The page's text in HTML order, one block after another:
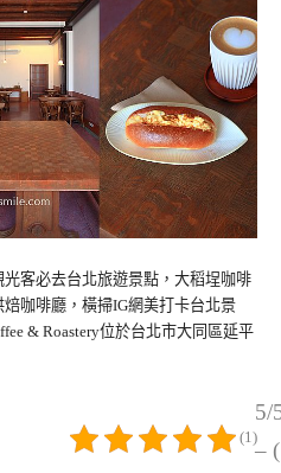
客必去台北旅遊景點，大稻埕咖啡
咖啡廳，橫掃IG網美打卡台北景
& Roastery位於台北市大同區延平
5/
–
(1)